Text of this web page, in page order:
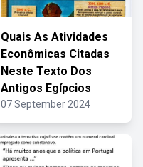
Quais As Atividades
Econômicas Citadas
Neste Texto Dos
Antigos Egípcios
07 September 2024